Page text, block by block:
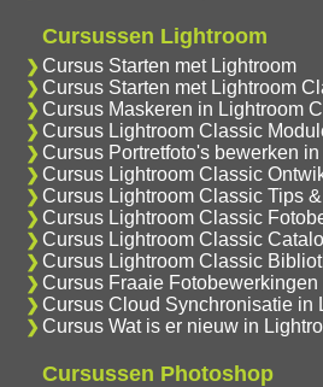
Cursussen Lightroom
Cursus Starten met Lightroom
Cursus Starten met Lightroom
Cursus Maskeren in Lightroom
Cursus Lightroom Classic
Cursus Portretfoto's bewerken
Cursus Lightroom Classic
Cursus Lightroom Classic Tips
Cursus Lightroom Classic
Cursus Lightroom Classic
Cursus Lightroom Classic
Cursus Fraaie
Cursus Cloud Synchronisatie in
Cursus Wat is er nieuw in
Cursussen Photoshop